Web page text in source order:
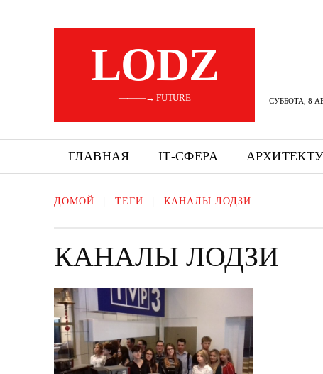
LODZ
———→ FUTURE СУББОТА, 8
ГЛАВНАЯ ІТ-СФЕРА
ДОМОЙ ТЕГИ КАНАЛЫ ЛОДЗИ
КАНАЛЫ ЛОДЗИ